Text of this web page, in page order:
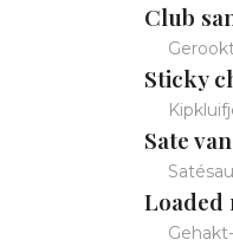
Club
Sticky
Sate
Loaded